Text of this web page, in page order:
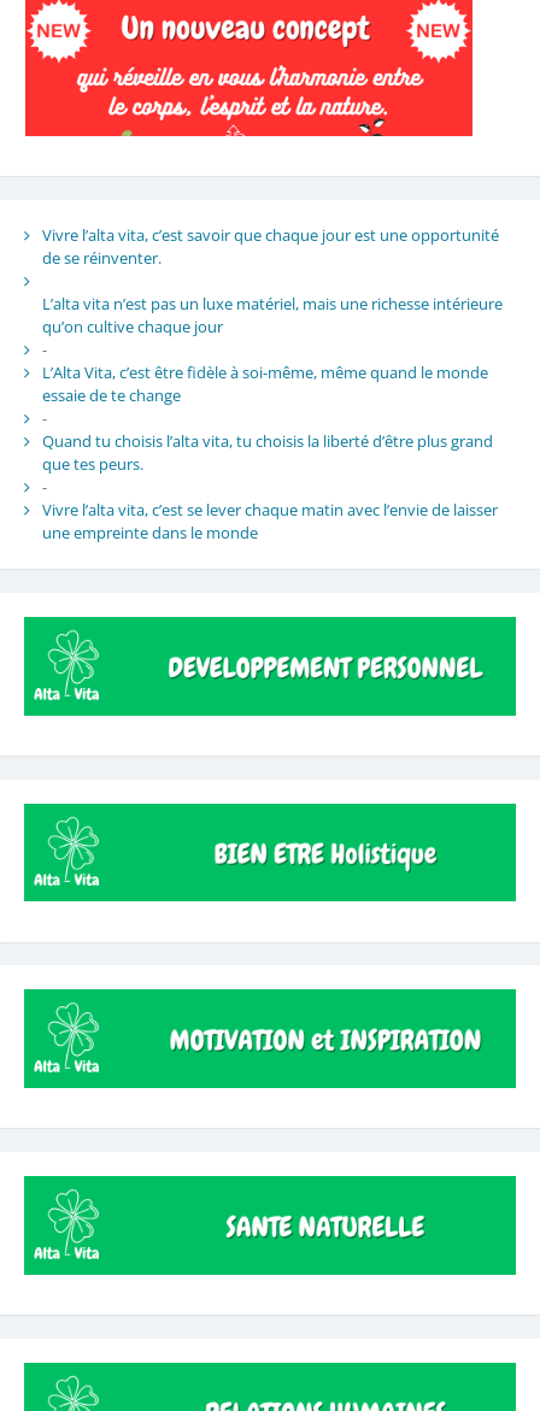
Vivre l’alta vita, c’est savoir que chaque jour est une opportunité
de se réinventer.
L’alta vita n’est pas un luxe matériel, mais une richesse intérieure
qu’on cultive chaque jour
-
L’Alta Vita, c’est être fidèle à soi-même, même quand le monde
essaie de te change
-
Quand tu choisis l’alta vita, tu choisis la liberté d’être plus grand
que tes peurs.
-
Vivre l’alta vita, c’est se lever chaque matin avec l’envie de laisser
une empreinte dans le monde